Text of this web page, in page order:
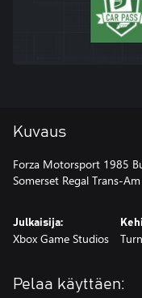
Kuvaus
Forza Motorsport 1985
Somerset Regal Trans-Am
Julkaisija:
Xbox Game Studios
Pelaa käyttäen: